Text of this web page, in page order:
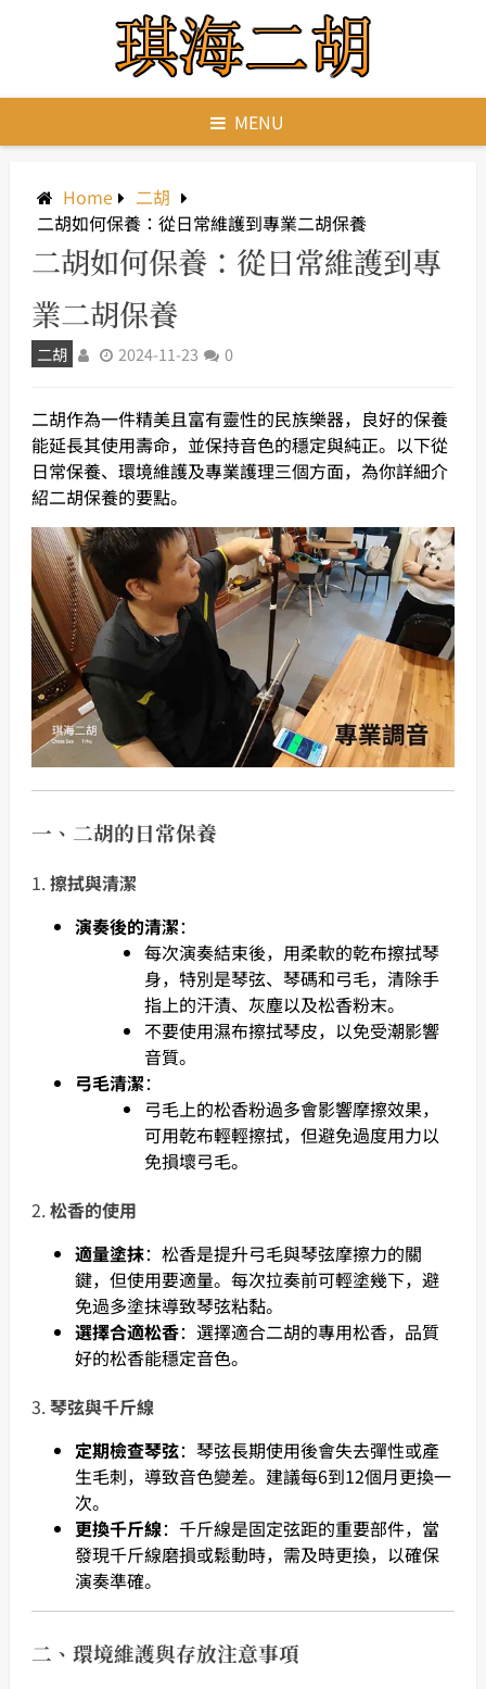
MENU
Home
二胡
二胡如何保養：從日常維護到專業二胡保養
二胡如何保養：從日常維護到專
業二胡保養
二胡 2024-11-23 0
二胡作為一件精美且富有靈性的民族樂器，良好的保養
能延長其使用壽命，並保持音色的穩定與純正。以下從
日常保養、環境維護及專業護理三個方面，為你詳細介
紹二胡保養的要點。
一、二胡的日常保養
1.擦拭與清潔
演奏後的清潔：
每次演奏結束後，用柔軟的乾布擦拭琴
身，特別是琴弦、琴碼和弓毛，清除手
指上的汗漬、灰塵以及松香粉末。
不要使用濕布擦拭琴皮，以免受潮影響
音質。
弓毛清潔：
弓毛上的松香粉過多會影響摩擦效果，
可用乾布輕輕擦拭，但避免過度用力以
免損壞弓毛。
2.松香的使用
適量塗抹：松香是提升弓毛與琴弦摩擦力的關
鍵，但使用要適量。每次拉奏前可輕塗幾下，避
免過多塗抹導致琴弦粘黏。
選擇合適松香：選擇適合二胡的專用松香，品質
好的松香能穩定音色。
3.琴弦與千斤線
定期檢查琴弦：琴弦長期使用後會失去彈性或產
生毛刺，導致音色變差。建議每6到12個月更換一
次。
更換千斤線：千斤線是固定弦距的重要部件，當
發現千斤線磨損或鬆動時，需及時更換，以確保
演奏準確。
二、環境維護與存放注意事項